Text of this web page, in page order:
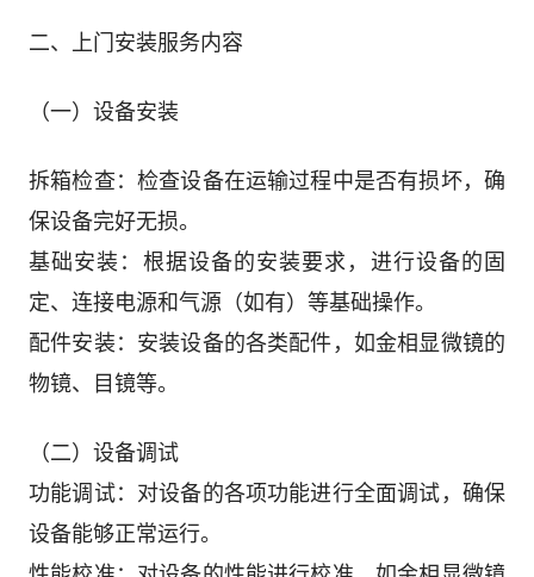
二、上门安装服务内容
（一）设备安装
拆箱检查：检查设备在运输过程中是否有损坏，确
保设备完好无损。
基础安装：根据设备的安装要求，进行设备的固
定、连接电源和气源（如有）等基础操作。
配件安装：安装设备的各类配件，如金相显微镜的
物镜、目镜等。
（二）设备调试
功能调试：对设备的各项功能进行全面调试，确保
设备能够正常运行。